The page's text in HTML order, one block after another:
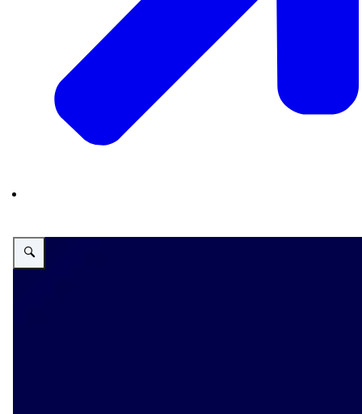
Vergroot afbeelding De Toekomst van Toezicht seizoen 3